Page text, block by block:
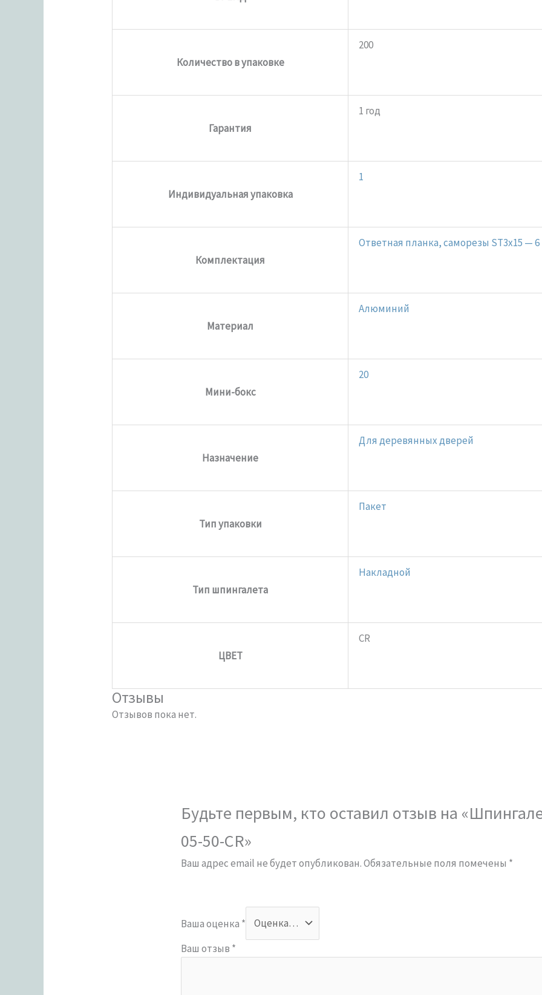
Количество в упаковке
200
Гарантия
1 год
Индивидуальная упаковка
1
Комплектация
Ответная планка, саморезы ST3x15 —
Материал
Алюминий
Мини-бокс
20
Назначение
Для деревянных дверей
Тип упаковки
Пакет
Тип шпингалета
Накладной
ЦВЕТ
CR
Отзывы
Отзывов пока нет.
Будьте первым, кто оставил отзыв на
05-50-CR»
Ваш адрес email не будет опубликован.Обязательные поля помечены *
Ваша оценка *
Ваш отзыв *